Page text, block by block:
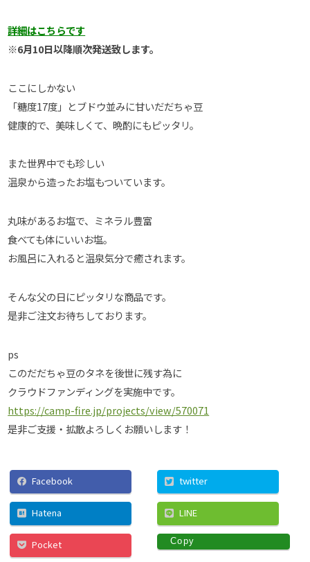
詳細はこちらです
※6月10日以降順次発送致します。
ここにしかない
「糖度17度」とブドウ並みに甘いだだちゃ豆
健康的で、美味しくて、晩酌にもピッタリ。
また世界中でも珍しい
温泉から造ったお塩もついています。
丸味があるお塩で、ミネラル豊富
食べても体にいいお塩。
お風呂に入れると温泉気分で癒されます。
そんな父の日にピッタリな商品です。
是非ご注文お待ちしております。
ps
このだだちゃ豆のタネを後世に残す為に
クラウドファンディングを実施中です。
https://camp-fire.jp/projects/view/570071
是非ご支援・拡散よろしくお願いします！
Facebook twitter
Hatena LINE
Pocket Copy